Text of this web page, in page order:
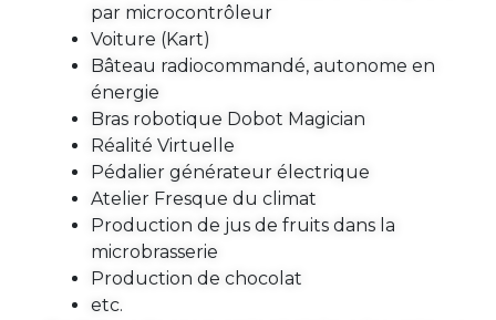
par microcontrôleur
Voiture (Kart)
Bâteau radiocommandé, autonome en
énergie
Bras robotique Dobot Magician
Réalité Virtuelle
Pédalier générateur électrique
Atelier Fresque du climat
Production de jus de fruits dans la
microbrasserie
Production de chocolat
etc.